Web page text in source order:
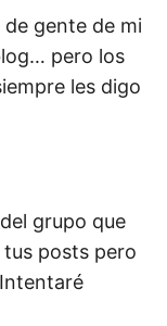
de gente de mi
pero los
les digo
grupo que
posts pero